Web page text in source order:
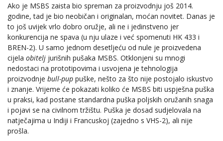
Ako je MSBS zaista bio spreman za proizvodnju još 2014.
godine, tad je bio neobičan i originalan, moćan novitet. Danas je
to još uvijek vrlo dobro oružje, ali ne i jedinstveno jer
konkurencija ne spava (u nju ulaze i već spomenuti HK 433 i
BREN-2). U samo jednom desetljeću od nule je proizvedena
cijela obitelj jurišnih pušaka MSBS. Otklonjeni su mnogi
nedostaci na prototipovima i usvojena je tehnologija
proizvodnje bull-pup puške, nešto za što nije postojalo iskustvo
i znanje. Vrijeme će pokazati koliko će MSBS biti uspješna puška
u praksi, kad postane standardna puška poljskih oružanih snaga
i pojavi se na civilnom tržištu. Puška je dosad sudjelovala na
natječajima u Indiji i Francuskoj (zajedno s VHS-2), ali nije
prošla.